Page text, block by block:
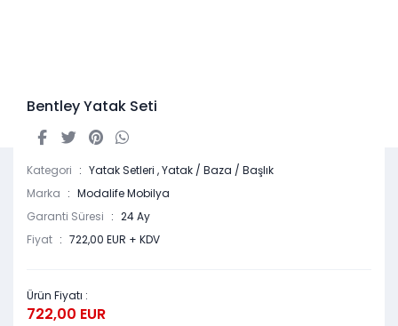
Bentley Yatak Seti
Kategori Yatak Setleri ,Yatak / Baza / Başlık
Marka
Modalife Mobilya
Garanti Süresi
24 Ay
Fiyat
722,00 EUR + KDV
Ürün Fiyatı :
722,00 EUR